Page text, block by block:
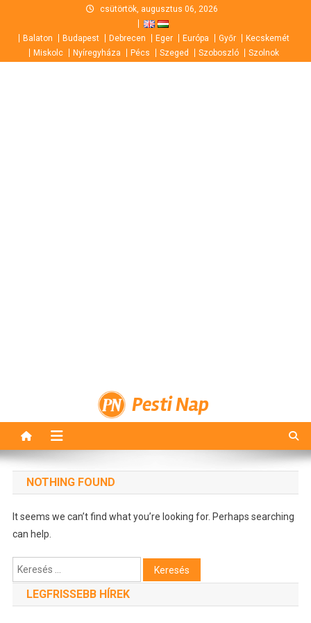
content
csütörtök, augusztus 06, 2026
Balaton Budapest Debrecen Eger Európa Győr
Kecskemét
Miskolc
Nyíregyháza Pécs Szeged Szoboszló Szolnok
Pesti Nap
NOTHING FOUND
It seems we can’t find what you’re looking for. Perhaps searching
can help.
Keresés:
LEGFRISSEBB HÍREK